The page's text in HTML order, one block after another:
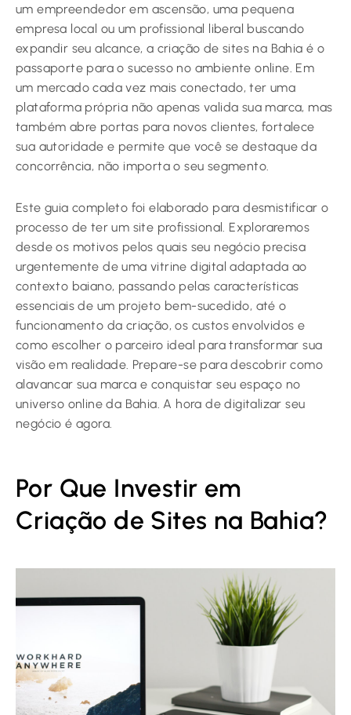
um empreendedor em ascensão, uma pequena
empresa local ou um profissional liberal buscando
expandir seu alcance, a criação de sites na Bahia é o
passaporte para o sucesso no ambiente online. Em
um mercado cada vez mais conectado, ter uma
plataforma própria não apenas valida sua marca, mas
também abre portas para novos clientes, fortalece
sua autoridade e permite que você se destaque da
concorrência, não importa o seu segmento.
Este guia completo foi elaborado para desmistificar o
processo de ter um site profissional. Exploraremos
desde os motivos pelos quais seu negócio precisa
urgentemente de uma vitrine digital adaptada ao
contexto baiano, passando pelas características
essenciais de um projeto bem-sucedido, até o
funcionamento da criação, os custos envolvidos e
como escolher o parceiro ideal para transformar sua
visão em realidade. Prepare-se para descobrir como
alavancar sua marca e conquistar seu espaço no
universo online da Bahia. A hora de digitalizar seu
negócio é agora.
Por Que Investir em
Criação de Sites na Bahia?